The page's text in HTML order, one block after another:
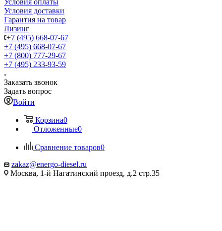
Условия оплаты
Условия доставки
Гарантия на товар
Лизинг
+7 (495) 668-07-67
+7 (495) 668-07-67
+7 (800) 777-29-67
+7 (495) 233-93-59
Заказать звонок
Задать вопрос
Войти
Корзина0
Отложенные0
Сравнение товаров0
zakaz@energo-diesel.ru
Москва, 1-й Нагатинский проезд, д.2 стр.35